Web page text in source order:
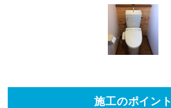
施工のポイント